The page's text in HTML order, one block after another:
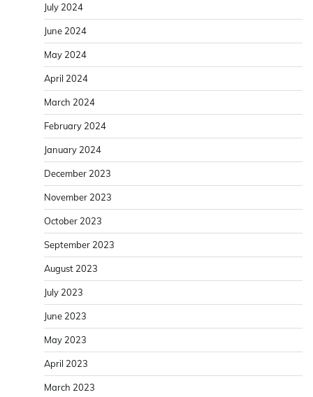
July 2024
June 2024
May 2024
April 2024
March 2024
February 2024
January 2024
December 2023
November 2023
October 2023
September 2023
August 2023
July 2023
June 2023
May 2023
April 2023
March 2023